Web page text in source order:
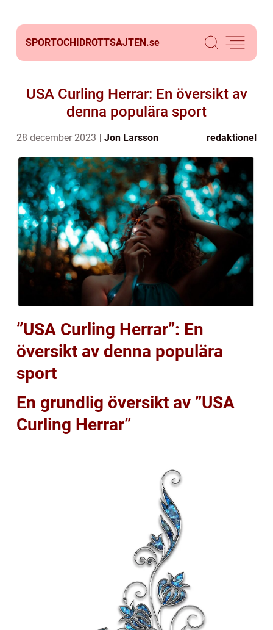
SPORTOCHIDROTTSAJTEN.se
USA Curling Herrar: En översikt av
denna populära sport
28 december 2023 Jon Larsson redaktionel
”USA Curling Herrar”: En
översikt av denna populära
sport
En grundlig översikt av ”USA
Curling Herrar”